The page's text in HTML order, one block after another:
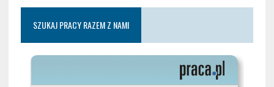
SZUKAJ PRACY RAZEM Z NAMI